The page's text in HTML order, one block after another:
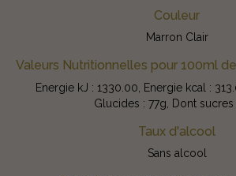
Couleur
Marron Clair
Valeurs Nutritionnelles pour 100ml
Energie kJ : 1330.00, Energie kcal :
Glucides : 77g, Dont sucres
Taux d'alcool
Sans alcool